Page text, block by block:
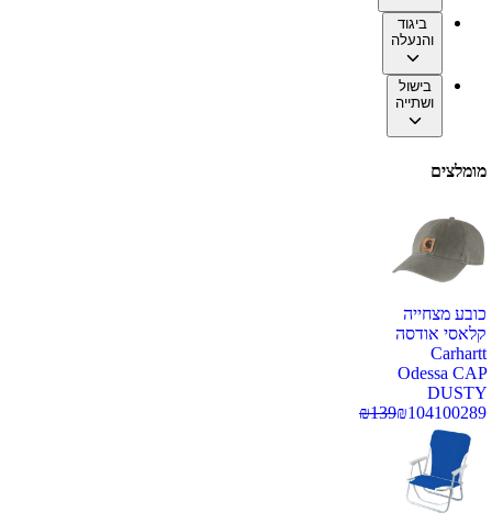
ביגוד
והנעלה
בישול
ושתייה
מומלצים
כובע מצחייה
קלאסי אודסה
Carhartt
Odessa CAP
DUSTY
100289
₪104
₪139